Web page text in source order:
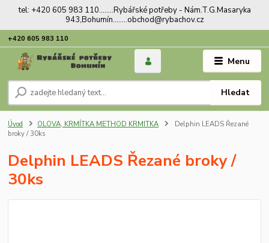
tel: +420 605 983 110........Rybářské potřeby - Nám.T.G.Masaryka
943,Bohumín........obchod@rybachov.cz
Menu
Hledat
+420 605 983 110
Úvod OLOVA, KRMÍTKA METHOD KRMITKA
Delphin LEADS Řezané
broky / 30ks
Delphin LEADS Řezané broky /
30ks